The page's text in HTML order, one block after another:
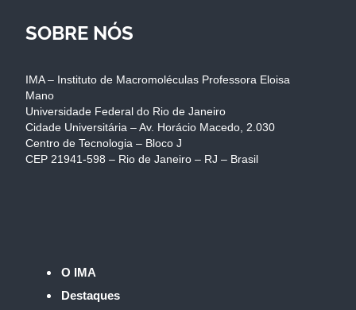
SOBRE NÓS
IMA – Instituto de Macromoléculas Professora Eloisa
Mano
Universidade Federal do Rio de Janeiro
Cidade Universitária – Av. Horácio Macedo, 2.030
Centro de Tecnologia – Bloco J
CEP 21941-598 – Rio de Janeiro – RJ – Brasil
O IMA
Destaques